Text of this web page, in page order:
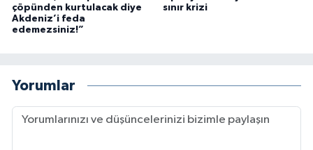
çöpünden kurtulacak diye
Akdeniz’i feda
edemezsiniz!”
sınır krizi
Yorumlar